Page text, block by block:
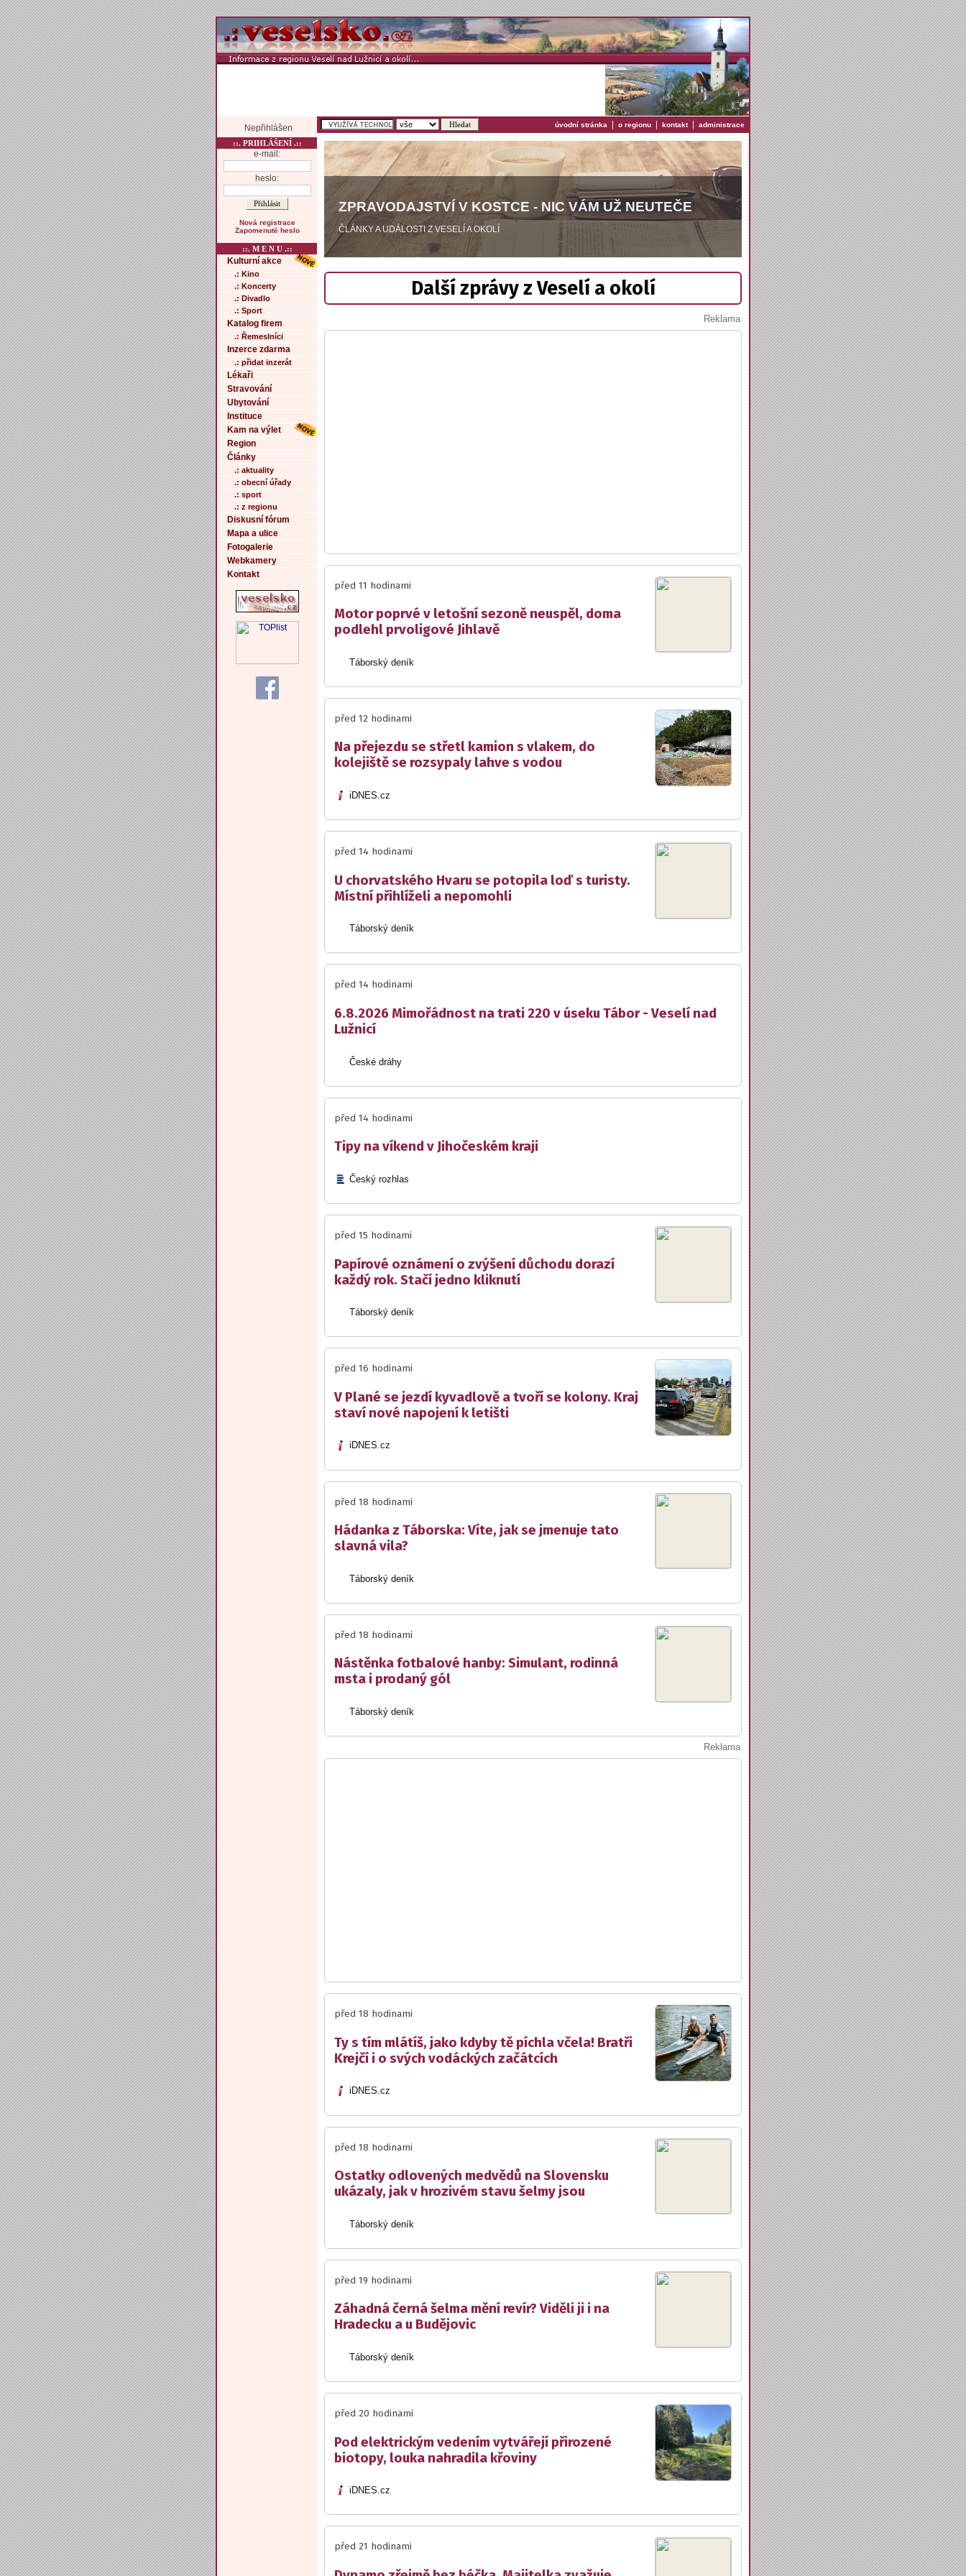
Nepřihlášen úvodní stránka | o regionu | kontakt| administrace
::. PRIHLÁŠENÍ .::
e-mail:
heslo:
Nová registrace
Zapomenuté heslo
::. M E N U .::
Kulturní akce
.: Kino
.: Koncerty
.: Divadlo
.: Sport
Katalog firem
.: Řemeslníci
Inzerce zdarma
.: přidat inzerát
Lékaři
Stravování
Ubytování
Instituce
Kam na výlet
Region
Články
.: aktuality
.: obecní úřady
.: sport
.: z regionu
Diskusní fórum
Mapa a ulice
Fotogalerie
Webkamery
Kontakt
ZPRAVODAJSTVÍ V KOSTCE - NIC VÁM UŽ NEUTEČE
ČLÁNKY A UDÁLOSTI Z VESELÍ A OKOLÍ
Další zprávy z Veselí a okolí
Reklama
před 11 hodinami
Motor poprvé v letošní sezoně neuspěl, doma
podlehl prvoligové Jihlavě
Táborský deník
před 12 hodinami
Na přejezdu se střetl kamion s vlakem, do
kolejiště se rozsypaly lahve s vodou
iDNES.cz
před 14 hodinami
U chorvatského Hvaru se potopila loď s turisty.
Místní přihlíželi a nepomohli
Táborský deník
před 14 hodinami
6.8.2026 Mimořádnost na trati 220 v úseku Tábor - Veselí nad
Lužnicí
České dráhy
před 14 hodinami
Tipy na víkend v Jihočeském kraji
Český rozhlas
před 15 hodinami
Papírové oznámení o zvýšení důchodu dorazí
každý rok. Stačí jedno kliknutí
Táborský deník
před 16 hodinami
V Plané se jezdí kyvadlově a tvoří se kolony. Kraj
staví nové napojení k letišti
iDNES.cz
před 18 hodinami
Hádanka z Táborska: Víte, jak se jmenuje tato
slavná vila?
Táborský deník
před 18 hodinami
Nástěnka fotbalové hanby: Simulant, rodinná
msta i prodaný gól
Táborský deník
Reklama
před 18 hodinami
Ty s tím mlátíš, jako kdyby tě píchla včela! Bratři
Krejčí i o svých vodáckých začátcích
iDNES.cz
před 18 hodinami
Ostatky odlovených medvědů na Slovensku
ukázaly, jak v hrozivém stavu šelmy jsou
Táborský deník
před 19 hodinami
Záhadná černá šelma mění revír? Viděli ji i na
Hradecku a u Budějovic
Táborský deník
před 20 hodinami
Pod elektrickým vedením vytvářejí přirozené
biotopy, louka nahradila křoviny
iDNES.cz
před 21 hodinami